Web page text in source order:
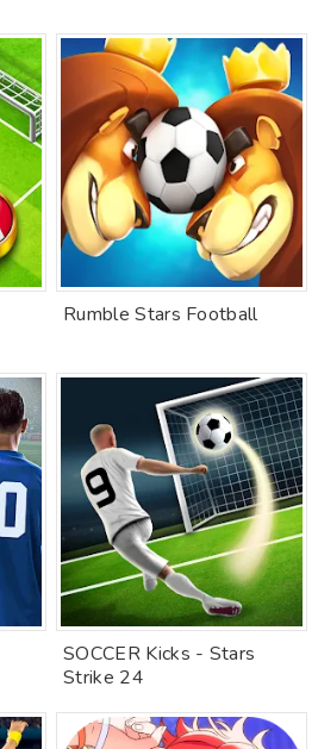
Rumble Stars Football
SOCCER Kicks - Stars
Strike 24